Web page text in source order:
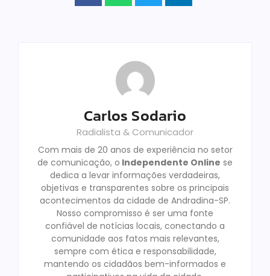
Carlos Sodario
Radialista & Comunicador
Com mais de 20 anos de experiência no setor
de comunicação, o Independente Online se
dedica a levar informações verdadeiras,
objetivas e transparentes sobre os principais
acontecimentos da cidade de Andradina-SP.
Nosso compromisso é ser uma fonte
confiável de notícias locais, conectando a
comunidade aos fatos mais relevantes,
sempre com ética e responsabilidade,
mantendo os cidadãos bem-informados e